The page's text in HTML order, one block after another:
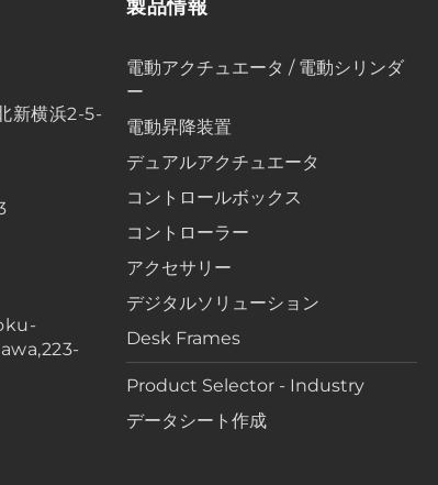
新横浜2-5-
製品情報
電動アクチュエータ / 電動シリンダ
ー
電動昇降装置
デュアルアクチュエータ
コントロールボックス
コントローラー
アクセサリー
デジタルソリューション
Desk Frames
Product Selector - Industry
データシート作成